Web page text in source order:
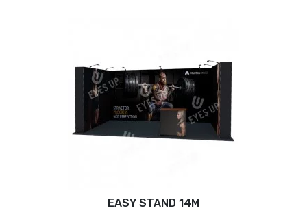
EASY STAND 14M